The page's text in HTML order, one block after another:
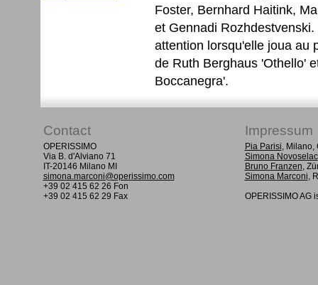
Foster, Bernhard Haitink,
et Gennadi
attention lorsqu'elle joua au
de Ruth Berghaus 'Othello'
Boccanegra'.
Contact Impressum
OPERISSIMO
Via B. d'Alviano 71
IT-20146 Milano MI
simona.marconi@operissimo.com
+39 02 415 62 26 Fon
+39 02 415 62 29 Fax
Pia Parisi, Milano,
Simona Novoselac
Bruno Franzen,
Simona Marconi,
OPERISSIMO AG